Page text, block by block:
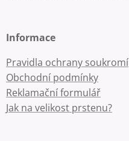
Informace
Pravidla ochrany soukromí
Obchodní podmínky
Reklamační formulář
Jak na velikost prstenu?